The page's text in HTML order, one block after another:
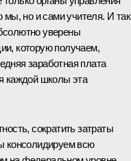
мы, но и сами учителя. И
уверены
которую получаем,
заработная плата
каждой школы эта
сократить затраты
консолидируем всю